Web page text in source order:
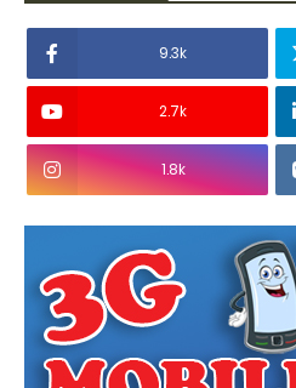
9.3k
2.7k
1.8k